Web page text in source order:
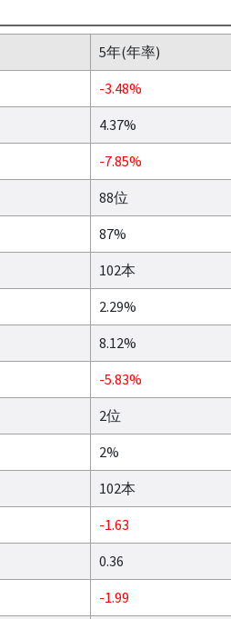
5年(年率)
-3.48%
4.37%
-7.85%
88位
87%
102本
2.29%
8.12%
-5.83%
2位
2%
102本
-1.63
0.36
-1.99